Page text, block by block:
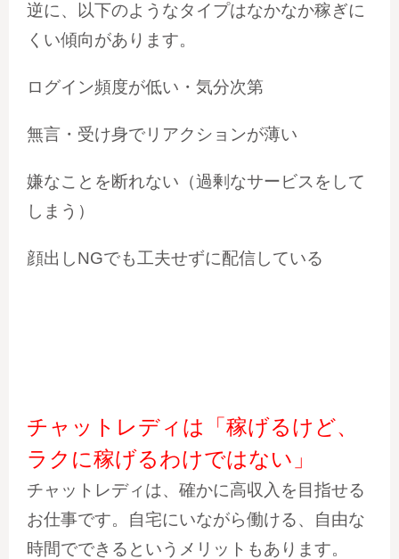
逆に、以下のようなタイプはなかなか稼ぎに
くい傾向があります。
ログイン頻度が低い・気分次第
無言・受け身でリアクションが薄い
嫌なことを断れない（過剰なサービスをして
しまう）
顔出しNGでも工夫せずに配信している
チャットレディは「稼げるけど、
ラクに稼げるわけではない」
チャットレディは、確かに高収入を目指せる
お仕事です。自宅にいながら働ける、自由な
時間でできるというメリットもあります。